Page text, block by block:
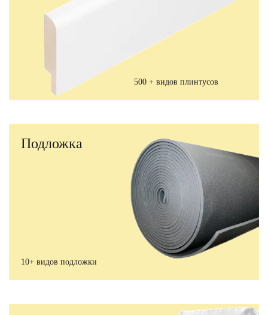
500 + видов плинтусов
Подложка
10+ видов подложки